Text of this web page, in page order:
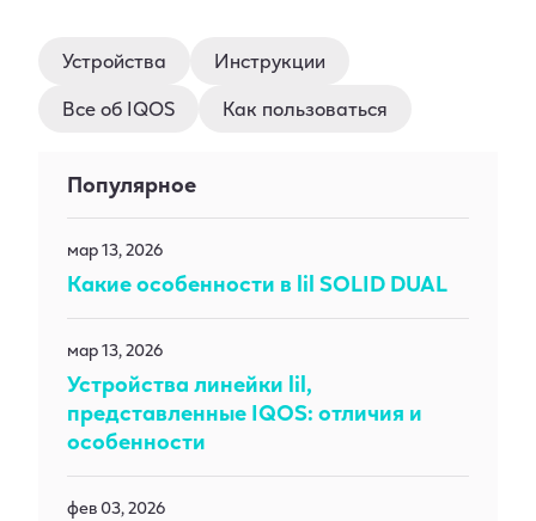
Устройства
Инструкции
Все об IQOS
Как пользоваться
Популярное
мар 13, 2026
Какие особенности в lil SOLID DUAL
мар 13, 2026
Устройства линейки lil,
представленные IQOS: отличия и
особенности
фев 03, 2026